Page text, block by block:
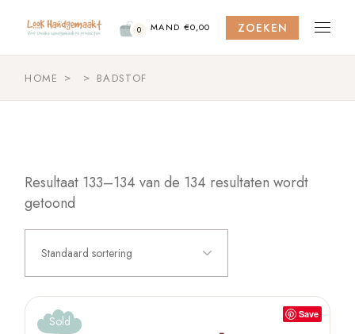
content
0 MAND €0,00 ZOEKEN
HOME BADSTOF
Resultaat 133–134 van de 134 resultaten wordt
getoond
Standaard sortering
Save
Sold